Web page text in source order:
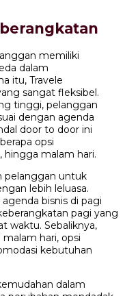
memiliki
dalam
itu, Travele
sangat fleksibel.
tinggi, pelanggan
dengan agenda
door to door ini
opsi
hingga malam hari.
pelanggan untuk
lebih leluasa.
bisnis di pagi
pagi yang
waktu. Sebaliknya,
hari, opsi
kebutuhan
dalam